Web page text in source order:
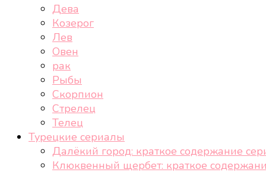
Дева
Козерог
Лев
Овен
рак
Рыбы
Скорпион
Стрелец
Телец
Турецкие сериалы
Далёкий город: краткое содержание
Клюквенный щербет: краткое